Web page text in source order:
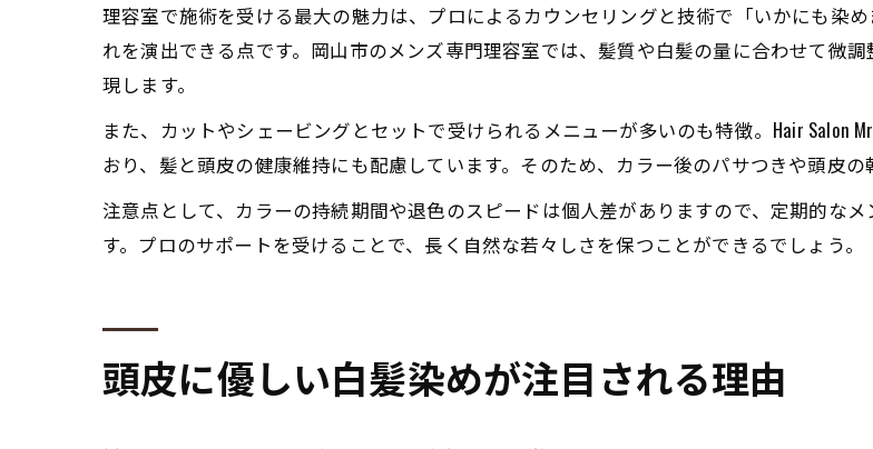
理容室で施術を受ける最大の魅力は、プロによるカウンセリングと技術で「いかにも染
れを演出できる点です。岡山市のメンズ専門理容室では、髪質や白髪の量に合わせて微
現します。
また、カットやシェービングとセットで受けられるメニューが多いのも特徴。Hair Salon
おり、髪と頭皮の健康維持にも配慮しています。そのため、カラー後のパサつきや頭皮の
注意点として、カラーの持続期間や退色のスピードは個人差がありますので、定期的な
す。プロのサポートを受けることで、長く自然な若々しさを保つことができるでしょう。
頭皮に優しい白髪染めが注目される理由